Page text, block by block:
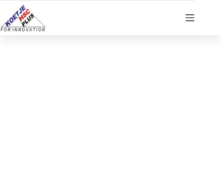
de
inhoud